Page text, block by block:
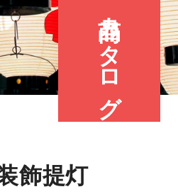
商品カタログ
飾提灯